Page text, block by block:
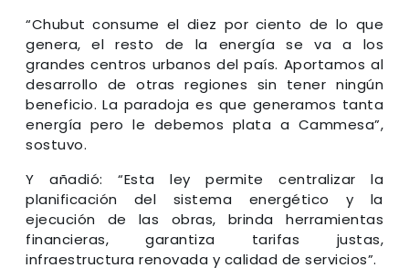
“Chubut consume el diez por ciento de lo que
genera, el resto de la energía se va a los
grandes centros urbanos del país. Aportamos al
desarrollo de otras regiones sin tener ningún
beneficio. La paradoja es que generamos tanta
energía pero le debemos plata a Cammesa”,
sostuvo.
Y añadió: “Esta ley permite centralizar la
planificación del sistema energético y la
ejecución de las obras, brinda herramientas
financieras, garantiza tarifas justas,
infraestructura renovada y calidad de servicios”.